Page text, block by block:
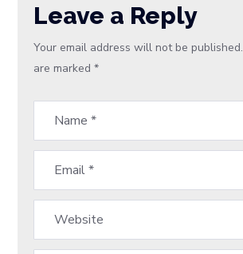
Leave a Reply
Your email address will not be published.
are marked*